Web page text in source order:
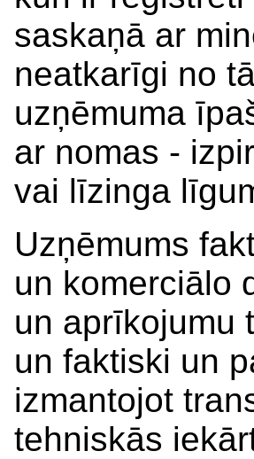
saskaņā ar
neatkarīgi no
uzņēmuma
ar nomas -
vai līzinga
Uzņēmums
un komerciālo
un aprīkojumu
un faktiski un
izmantojot
tehniskās